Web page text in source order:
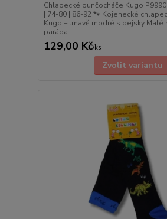
Chlapecké punčocháče Kugo
| 74-80 | 86-92 🐾 Kojenecké
Kugo – tmavě modré s pejsky Malé
paráda...
129,00 Kč/ks
Zvolit variantu